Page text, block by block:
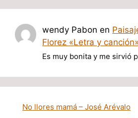
wendy Pabon en
Florez «Letra y canción»
Es muy bonita y me sirvió
No llores mamá – José Arévalo